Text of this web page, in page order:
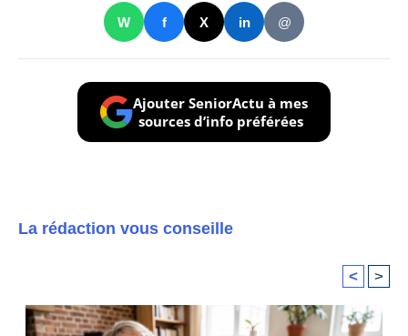
W f X in @
Ajouter SeniorActu à mes
sources d’info préférées
La rédaction vous conseille
< >